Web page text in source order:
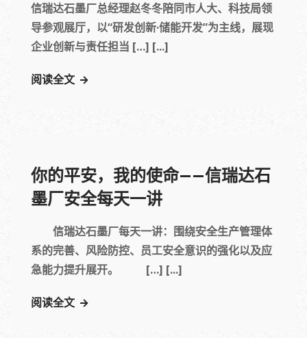
信瑞达石墨厂总经理赵冬冬陪同市人大、科技局领
导参观展厅，以“研发创新·储能开发”为主线，展现
企业创新与责任担当 […] [...]
阅读全文
你的平安，我的使命——信瑞达石
墨厂安全每天一讲
信瑞达石墨厂每天一讲：围绕安全生产管理体
系的完善、风险防控、员工安全意识的强化以及应
急能力提升展开。 […] [...]
阅读全文